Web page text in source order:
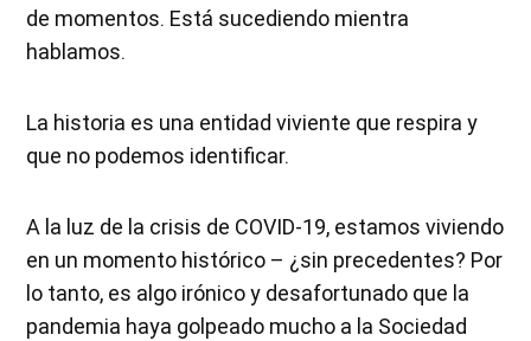
de momentos. Está sucediendo mientra
hablamos.
La historia es una entidad viviente que respira y
que no podemos identificar.
A la luz de la crisis de COVID-19, estamos viviendo
en un momento histórico – ¿sin precedentes? Por
lo tanto, es algo irónico y desafortunado que la
pandemia haya golpeado mucho a la Sociedad